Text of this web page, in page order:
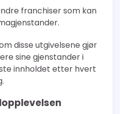
franchiser som kan
disse utgivelsene gjør
sine gjenstander i
innholdet etter hvert